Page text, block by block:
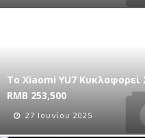
Το Xiaomi YU7
RMB 253,500
27 Ιουνίου 2025